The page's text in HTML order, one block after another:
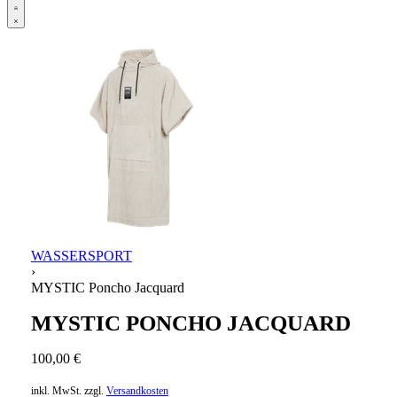
Open
Account
details
WASSERSPORT
›
MYSTIC Poncho Jacquard
MYSTIC PONCHO JACQUARD
100,00 €
inkl. MwSt. zzgl. Versandkosten